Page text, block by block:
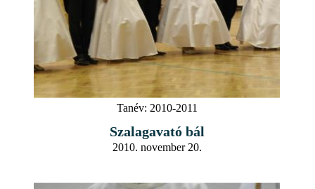
Tanév: 2010-2011
Szalagavató bál
2010. november 20.